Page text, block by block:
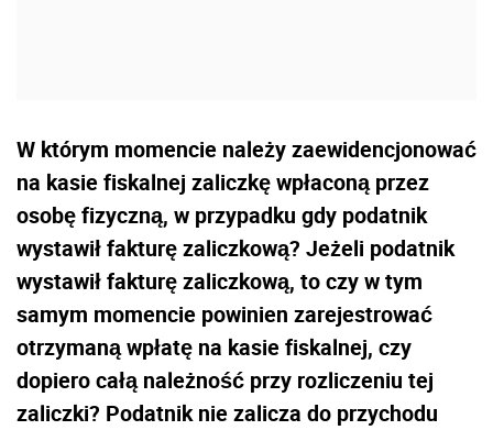
W którym momencie należy zaewidencjonować
na kasie fiskalnej zaliczkę wpłaconą przez
osobę fizyczną, w przypadku gdy podatnik
wystawił fakturę zaliczkową? Jeżeli podatnik
wystawił fakturę zaliczkową, to czy w tym
samym momencie powinien zarejestrować
otrzymaną wpłatę na kasie fiskalnej, czy
dopiero całą należność przy rozliczeniu tej
zaliczki? Podatnik nie zalicza do przychodu